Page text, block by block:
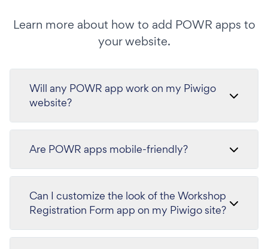
Learn more about how to add POWR apps to
your website.
Will any POWR app work on my Piwigo
website?
Are POWR apps mobile-friendly?
Can I customize the look of the Workshop
Registration Form app on my Piwigo site?